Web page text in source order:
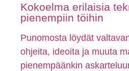
Kokoelma erilaisia
pienempiin töihin
Punomosta löydät
ohjeita, ideoita ja muuta
pienempäänkin